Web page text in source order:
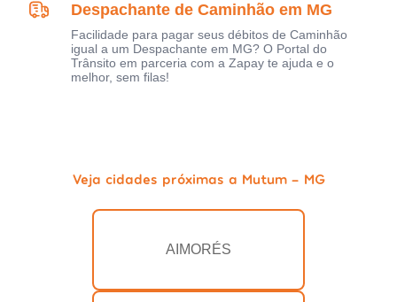
Despachante de Caminhão em MG
Facilidade para pagar seus débitos de Caminhão
igual a um Despachante em MG? O Portal do
Trânsito em parceria com a Zapay te ajuda e o
melhor, sem filas!
Veja cidades próximas a Mutum - MG
AIMORÉS